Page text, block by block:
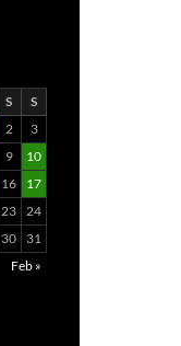
S
S
2
3
9
10
16
17
23 24
30
31
Feb »